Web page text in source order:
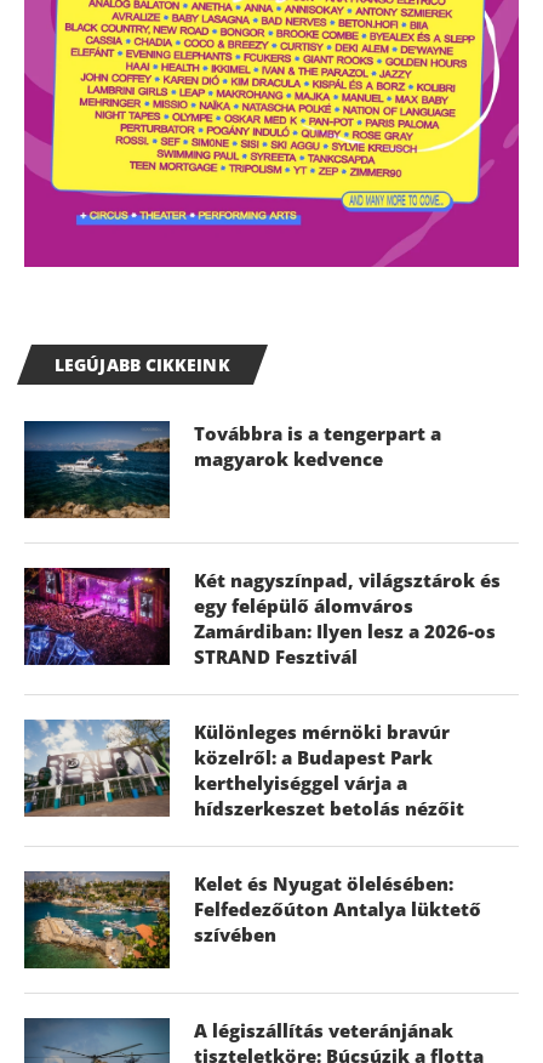
LEGÚJABB CIKKEINK
Továbbra is a tengerpart a
magyarok kedvence
Két nagyszínpad, világsztárok és
egy felépülő álomváros
Zamárdiban: Ilyen lesz a 2026-os
STRAND Fesztivál
Különleges mérnöki bravúr
közelről: a Budapest Park
kerthelyiséggel várja a
hídszerkeszet betolás nézőit
Kelet és Nyugat ölelésében:
Felfedezőúton Antalya lüktető
szívében
A légiszállítás veteránjának
tiszteletköre: Búcsúzik a flotta